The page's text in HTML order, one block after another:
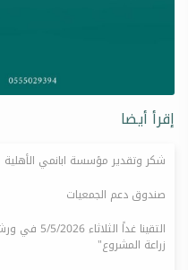
إقرأ أيضا
شكر وتقدير مؤسسة ابانمي الأهلية
صندوق دعم الجمعيات
التقينا
زراعة المشروع"